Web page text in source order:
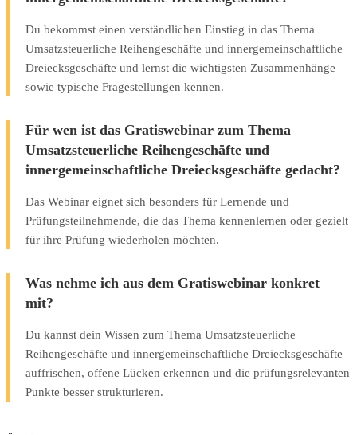
Du bekommst einen verständlichen Einstieg in das Thema
Umsatzsteuerliche Reihengeschäfte und innergemeinschaftliche
Dreiecksgeschäfte und lernst die wichtigsten Zusammenhänge
sowie typische Fragestellungen kennen.
Für wen ist das Gratiswebinar zum Thema
Umsatzsteuerliche Reihengeschäfte und
innergemeinschaftliche Dreiecksgeschäfte gedacht?
Das Webinar eignet sich besonders für Lernende und
Prüfungsteilnehmende, die das Thema kennenlernen oder gezielt
für ihre Prüfung wiederholen möchten.
Was nehme ich aus dem Gratiswebinar konkret
mit?
Du kannst dein Wissen zum Thema Umsatzsteuerliche
Reihengeschäfte und innergemeinschaftliche Dreiecksgeschäfte
auffrischen, offene Lücken erkennen und die prüfungsrelevanten
Punkte besser strukturieren.